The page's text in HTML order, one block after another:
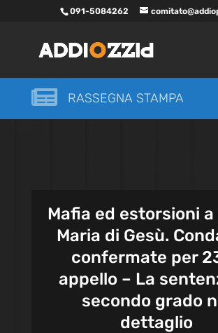
091-5084262
 RASSEGNA STAMPA
Mafia ed estorsioni a
Maria di Gesù.
confermate per
appello – La
secondo grado
dettaglio